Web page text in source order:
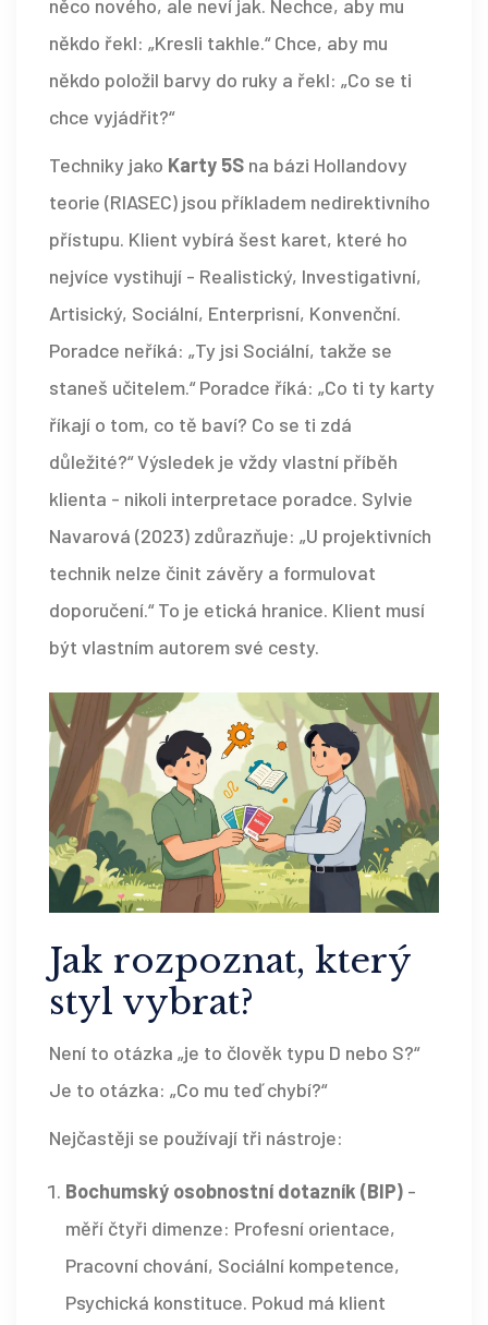
něco nového, ale neví jak. Nechce, aby mu
někdo řekl: „Kresli takhle.“ Chce, aby mu
někdo položil barvy do ruky a řekl: „Co se ti
chce vyjádřit?“
Techniky jako Karty 5S na bázi Hollandovy
teorie (RIASEC) jsou příkladem nedirektivního
přístupu. Klient vybírá šest karet, které ho
nejvíce vystihují - Realistický, Investigativní,
Artisický, Sociální, Enterprisní, Konvenční.
Poradce neříká: „Ty jsi Sociální, takže se
staneš učitelem.“ Poradce říká: „Co ti ty karty
říkají o tom, co tě baví? Co se ti zdá
důležité?“ Výsledek je vždy vlastní příběh
klienta - nikoli interpretace poradce. Sylvie
Navarová (2023) zdůrazňuje: „U projektivních
technik nelze činit závěry a formulovat
doporučení.“ To je etická hranice. Klient musí
být vlastním autorem své cesty.
Jak rozpoznat, který
styl vybrat?
Není to otázka „je to člověk typu D nebo S?“
Je to otázka: „Co mu teď chybí?“
Nejčastěji se používají tři nástroje:
Bochumský osobnostní dotazník (BIP) -
měří čtyři dimenze: Profesní orientace,
Pracovní chování, Sociální kompetence,
Psychická konstituce. Pokud má klient